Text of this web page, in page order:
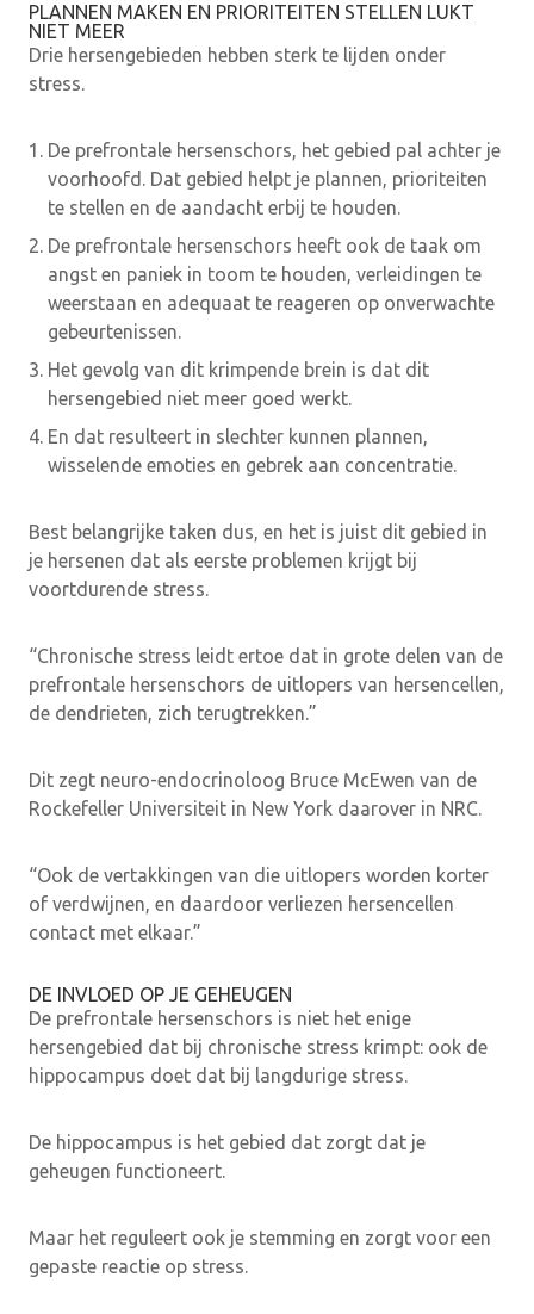
PLANNEN MAKEN EN PRIORITEITEN STELLEN LUKT
NIET MEER
Drie hersengebieden hebben sterk te lijden onder
stress.
De prefrontale hersenschors, het gebied pal achter je
voorhoofd. Dat gebied helpt je plannen, prioriteiten
te stellen en de aandacht erbij te houden.
De prefrontale hersenschors heeft ook de taak om
angst en paniek in toom te houden, verleidingen te
weerstaan en adequaat te reageren op onverwachte
gebeurtenissen.
Het gevolg van dit krimpende brein is dat dit
hersengebied niet meer goed werkt.
En dat resulteert in slechter kunnen plannen,
wisselende emoties en gebrek aan concentratie.
Best belangrijke taken dus, en het is juist dit gebied in
je hersenen dat als eerste problemen krijgt bij
voortdurende stress.
“Chronische stress leidt ertoe dat in grote delen van de
prefrontale hersenschors de uitlopers van hersencellen,
de dendrieten, zich terugtrekken.”
Dit zegt neuro-endocrinoloog Bruce McEwen van de
Rockefeller Universiteit in New York daarover in NRC.
“Ook de vertakkingen van die uitlopers worden korter
of verdwijnen, en daardoor verliezen hersencellen
contact met elkaar.”
DE INVLOED OP JE GEHEUGEN
De prefrontale hersenschors is niet het enige
hersengebied dat bij chronische stress krimpt: ook de
hippocampus doet dat bij langdurige stress.
De hippocampus is het gebied dat zorgt dat je
geheugen functioneert.
Maar het reguleert ook je stemming en zorgt voor een
gepaste reactie op stress.